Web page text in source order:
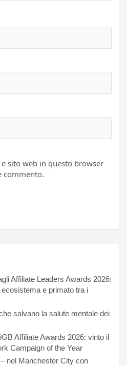
sito web in questo browser
commento.
Affiliate Leaders Awards 2026:
ecosistema e primato tra i
salvano la salute mentale dei
Affiliate Awards 2026: vinto il
Campaign of the Year
nel Manchester City con